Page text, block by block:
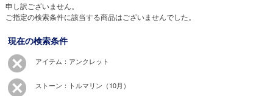
申し訳ございません。
ご指定の検索条件に該当する商品はございませんでした。
現在の検索条件
アイテム：アンクレット
ストーン：トルマリン（10月）